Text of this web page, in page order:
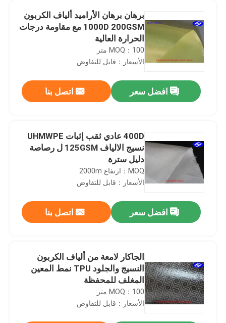
برهان برهان الأراميد ألياف الكربون
1000D 200GSM مع مقاومة درجات
الحرارة العالية
MOQ：100 متر
الأسعار：قابل للتفاوض
افضل سعر اتصل بنا
400D عادي ثقب إثبات UHMWPE
نسيج الالياف 125GSM ل رصاصة
دليل سترة
MOQ：ارتفاع 2000m
الأسعار：قابل للتفاوض
افضل سعر اتصل بنا
الجاكار لامعة من ألياف الكربون
النسيج والجلود TPU نمط المعين
المغلف للمحفظة
MOQ：100 متر
الأسعار：قابل للتفاوض